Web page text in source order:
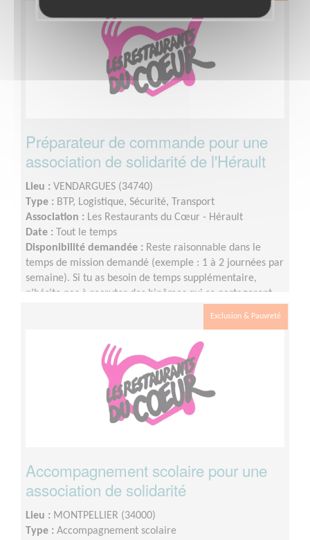
Préparateur de commande pour une
association de solidarité de l'Hérault
Lieu : VENDARGUES (34740)
Type : BTP, Logistique, Sécurité, Transport
Association : Les Restaurants du Cœur - Hérault
Date : Tout le temps
Disponibilité demandée : Reste raisonnable dans le
temps de mission demandé (exemple : 1 à 2 journées par
semaine). Si tu as besoin de temps supplémentaire,
n’hésite pas à recruter des binômes qui se partageront
Exclusion & Pauvreté
Accompagnement scolaire pour une
association de solidarité
Lieu : MONTPELLIER (34000)
Type : Accompagnement scolaire